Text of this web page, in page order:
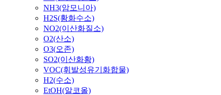
NH3(암모니아)
H2S(황화수소)
NO2(이산화질소)
O2(산소)
O3(오존)
SO2(이산화황)
VOC(휘발성유기화합물)
H2(수소)
EtOH(알코올)